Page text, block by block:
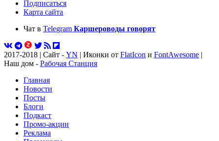
Подписаться
Карта сайта
Чат в Telegram Каршероводы говорят
2017-2018 | Сайт - YN | Иконки от FlatIcon и FontAwesome |
Наш дом - Рабочая Станция
Главная
Новости
Посты
Блоги
Подкаст
Промо-акции
Реклама